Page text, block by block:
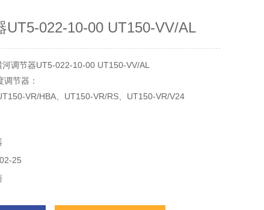
UT5-022-10-00 UT150-VV/AL
调节器UT5-022-10-00 UT150-VV/AL
节器：
VR/HBA、UT150-VR/RS、UT150-VR/V24
25